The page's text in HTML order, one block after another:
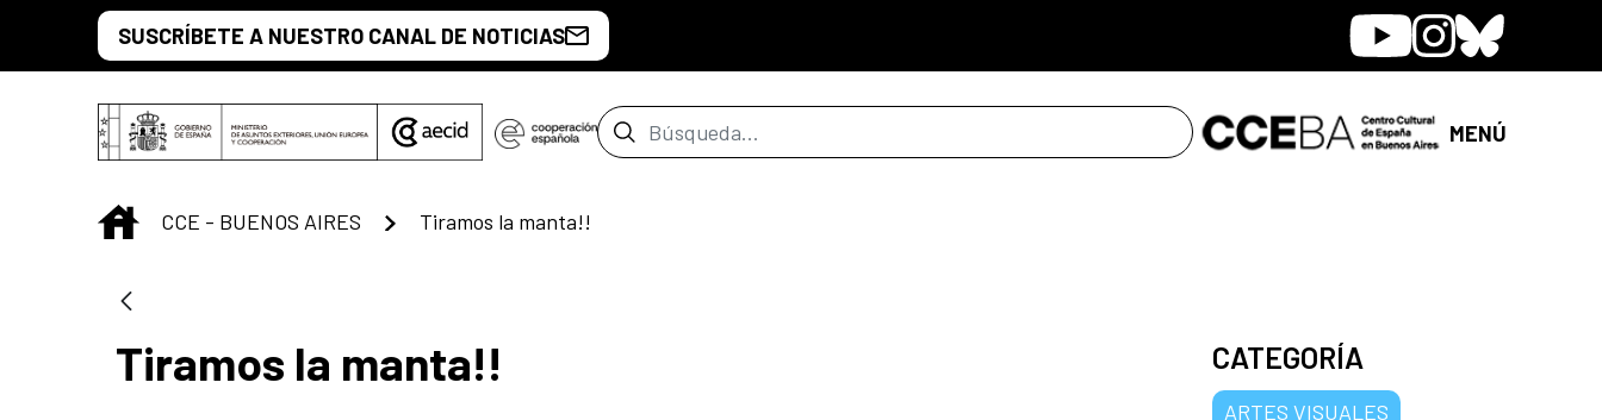
Saltar al contenido principal
SUSCRÍBETE A NUESTRO CANAL DE NOTICIAS YoutubeInstagram
Bluesky
Barra de búsqueda MENÚ
INICIO
CCE - BUENOS AIRES Tiramos la manta!!
Tiramos la manta!! CATEGORÍA
ARTES VISUALES